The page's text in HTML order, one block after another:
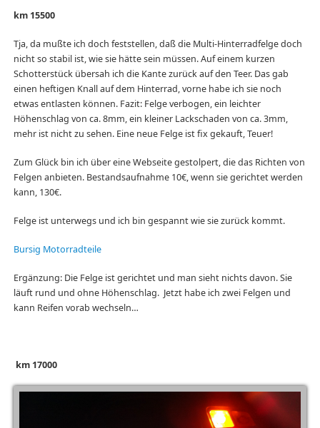
km 15500
Tja, da mußte ich doch feststellen, daß die Multi-Hinterradfelge doch
nicht so stabil ist, wie sie hätte sein müssen. Auf einem kurzen
Schotterstück übersah ich die Kante zurück auf den Teer. Das gab
einen heftigen Knall auf dem Hinterrad, vorne habe ich sie noch
etwas entlasten können. Fazit: Felge verbogen, ein leichter
Höhenschlag von ca. 8mm, ein kleiner Lackschaden von ca. 3mm,
mehr ist nicht zu sehen. Eine neue Felge ist fix gekauft, Teuer!
Zum Glück bin ich über eine Webseite gestolpert, die das Richten von
Felgen anbieten. Bestandsaufnahme 10€, wenn sie gerichtet werden
kann, 130€.
Felge ist unterwegs und ich bin gespannt wie sie zurück kommt.
Bursig Motorradteile
Ergänzung: Die Felge ist gerichtet und man sieht nichts davon. Sie
läuft rund und ohne Höhenschlag. Jetzt habe ich zwei Felgen und
kann Reifen vorab wechseln…
km 17000